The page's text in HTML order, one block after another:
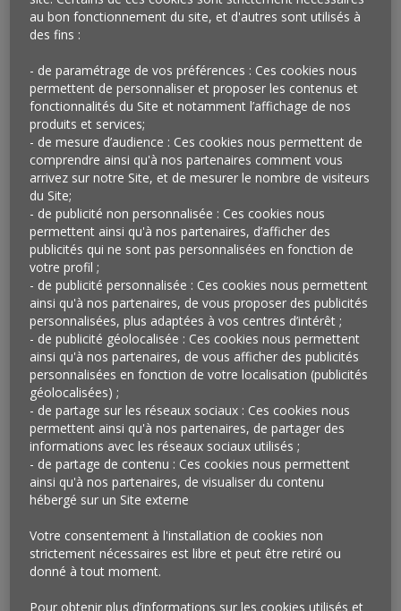
Vu à Paris et à Rouen
Monoprix a récemment lancé un principe de vente par
abonnement, astucieusement baptiséMonopflix,
pour faciliter la vie quotidienne de ses clients et
récompenser leur fidélité. Une fois la durée de leur
abonnement choisie (un mois, 9,90€, six mois, 49,90€,
un an, 99,90€), les abonnés bénéficient d’une remise
immédiate de 10% lors de leur passage en caisse et
pour leurs achats en ligne réalisés sur Monoprix Plus
dont les clients franciliens bénéficient aussi de la
livraison offerte. Un service client sur WhatsApp est
également mis à leur disposition pour mieux répondre
à leurs attentes. Depuis le 20 septembre, Carrefour
propose le même principe dans ses magasins de Rouen
avec une remise de 15% sur les produits à sa marque.
Qu’en penser ?
Casino a été la première enseigne à tester le principe
de l’abonnement (en 2019) et sans doute avec succès
puisqu’aujourd’hui, c’est au tour de Monoprix, qui
appartient au même groupe, de le proposer Ce
principe étant déjà largement répandu (jusqu’aux
domaines de l’automobile et de la mode),
pourquoi ne
au bon fonctionnement du site, et d'autres sont utilisés à
des fins :
- de paramétrage de vos préférences : Ces cookies nous
permettent de personnaliser et proposer les contenus et
fonctionnalités du Site et notamment l’affichage de nos
produits et services;
- de mesure d’audience : Ces cookies nous permettent de
comprendre ainsi qu'à nos partenaires comment vous
arrivez sur notre Site, et de mesurer le nombre de visiteurs
du Site;
- de publicité non personnalisée : Ces cookies nous
permettent ainsi qu'à nos partenaires, d’afficher des
publicités qui ne sont pas personnalisées en fonction de
votre profil ;
- de publicité personnalisée : Ces cookies nous permettent
ainsi qu'à nos partenaires, de vous proposer des publicités
personnalisées, plus adaptées à vos centres d’intérêt ;
- de publicité géolocalisée : Ces cookies nous permettent
ainsi qu'à nos partenaires, de vous afficher des publicités
personnalisées en fonction de votre localisation (publicités
géolocalisées) ;
- de partage sur les réseaux sociaux : Ces cookies nous
permettent ainsi qu'à nos partenaires, de partager des
informations avec les réseaux sociaux utilisés ;
- de partage de contenu : Ces cookies nous permettent
ainsi qu'à nos partenaires, de visualiser du contenu
hébergé sur un Site externe
Votre consentement à l'installation de cookies non
strictement nécessaires est libre et peut être retiré ou
donné à tout moment.
Pour obtenir plus d’informations sur les cookies utilisés et